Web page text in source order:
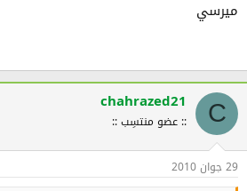
ميرسي
C
chahrazed21
:: عضو منتسِب ::
29 جوان 2010